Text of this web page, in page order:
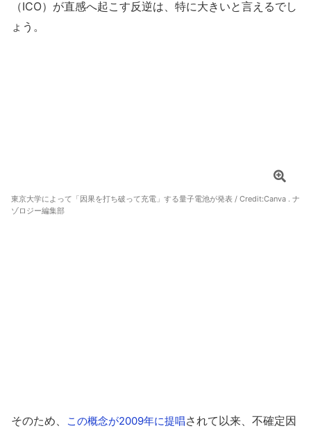
（ICO）が直感へ起こす反逆は、特に大きいと言えるでし
ょう。
東京大学によって「因果を打ち破って充電」する量子電池が発表 / Credit:Canva . ナ
ゾロジー編集部
そのため、 この概念が2009年に提唱されて以来、不確定因